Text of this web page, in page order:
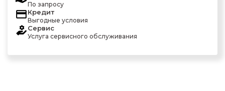
По запросу
Кредит
Выгодные условия
Сервис
Услуга сервисного обслуживания